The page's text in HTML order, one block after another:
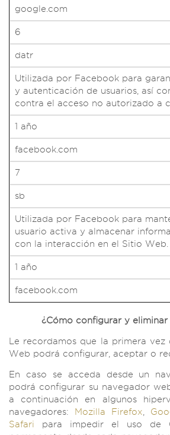
google.com
6
datr
Utilizada por Facebook para
y autenticación de usuarios, así
contra el acceso no autorizado a
1 año
facebook.com
7
sb
Utilizada por Facebook para
usuario activa y almacenar
con la interacción en el Sitio Web.
1 año
facebook.com
¿Cómo configurar y eliminar
Le recordamos que la primera vez
Web podrá configurar, aceptar o
En caso se acceda desde un
podrá configurar su navegador
a continuación en algunos
navegadores: Mozilla Firefox
Safari para impedir el uso de